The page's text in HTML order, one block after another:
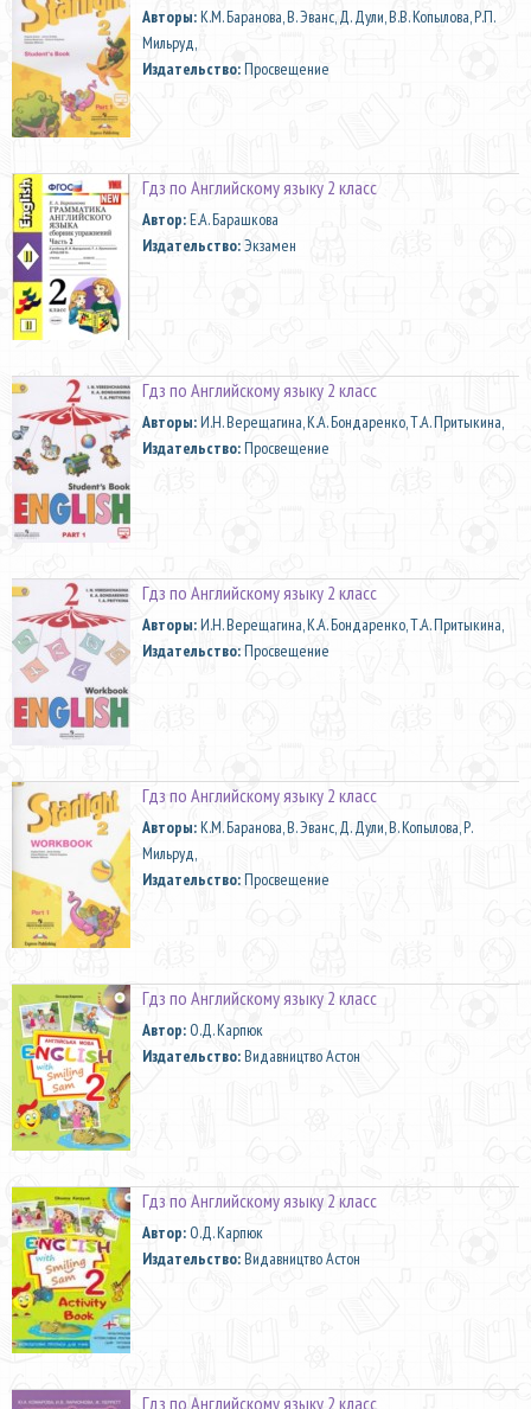
Aвторы:К.М. Баранова, В. Эванс, Д. Дули, В.В. Копылова, Р.П.
Мильруд,
Издательство: Просвещение
Гдз по Английскому языку 2 класс
Автор:Е.А. Барашкова
Издательство:Экзамен
Гдз по Английскому языку 2 класс
Aвторы:И.Н. Верещагина, К.А. Бондаренко, Т.А. Притыкина,
Издательство:Просвещение
Гдз по Английскому языку 2 класс
Aвторы:И.Н. Верещагина, К.А. Бондаренко, Т.А. Притыкина,
Издательство:Просвещение
Гдз по Английскому языку 2 класс
Aвторы:К.М. Баранова, В. Эванс, Д. Дули, В. Копылова, Р.
Мильруд,
Издательство:Просвещение
Гдз по Английскому языку 2 класс
Автор: О.Д. Карпюк
Издательство:Видавництво Астон
Гдз по Английскому языку 2 класс
Автор: О.Д. Карпюк
Издательство:Видавництво Астон
Гдз по Английскому языку 2 класс